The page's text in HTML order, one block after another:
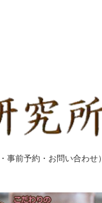
事前予約・お問い合わせ）